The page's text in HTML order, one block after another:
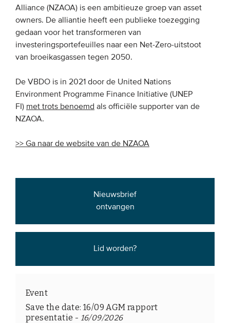
Alliance (NZAOA) is een ambitieuze groep van asset
owners. De alliantie heeft een publieke toezegging
gedaan voor het transformeren van
investeringsportefeuilles naar een Net-Zero-uitstoot
van broeikasgassen tegen 2050.
De VBDO is in 2021 door de United Nations
Environment Programme Finance Initiative (UNEP
FI) met trots benoemd als officiële supporter van de
NZAOA.
>> Ga naar de website van de NZAOA
Nieuwsbrief
ontvangen
Lid worden?
Event
Save the date: 16/09 AGM rapport
presentatie - 16/09/2026